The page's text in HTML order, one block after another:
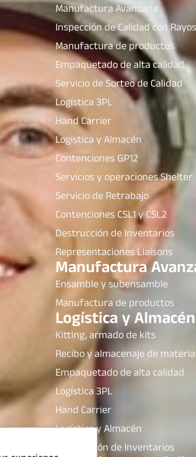
Manufactura Avanzada
Inspección de Calidad con
Manufactura de productos
Empaquetado de alta calidad
Servicio de Sorteo de Calidad
Logística 3PL
Hand Carrier
Logística y Almacén
Contenciones GP12
Servicios y operaciones Shelter
Servicio de Retrabajo
Contenciones CSL1 y CSL2
Destrucción de Inventarios
Representaciones Liaisons
Manufactura
Ensamble y subensamble
Manufactura de productos
Logística y Almacén
Kitting, armado de kits
Recibo y almacenaje de
Empaquetado de alta calidad
Logística 3PL
Hand Carrier
Logística y Almacén
Destrucción de Inventarios